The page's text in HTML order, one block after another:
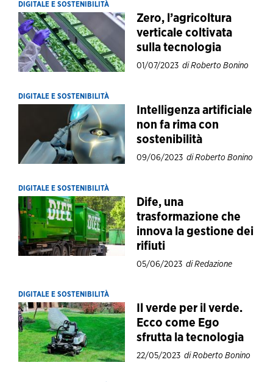
DIGITALE E SOSTENIBILITÀ
Zero, l’agricoltura
verticale coltivata
sulla tecnologia
01/07/2023 di Roberto Bonino
DIGITALE E SOSTENIBILITÀ
Intelligenza artificiale
non fa rima con
sostenibilità
09/06/2023 di Roberto Bonino
DIGITALE E SOSTENIBILITÀ
Dife, una
trasformazione che
innova la gestione dei
rifiuti
05/06/2023 di Redazione
DIGITALE E SOSTENIBILITÀ
Il verde per il verde.
Ecco come Ego
sfrutta la tecnologia
22/05/2023 di Roberto Bonino